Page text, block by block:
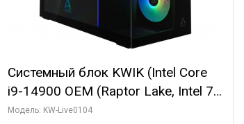
Системный блок KWIK (Intel Core
i9-14900 OEM (Raptor Lake, Intel 7,
C24 16EC/8PC// 64 ГБ ОЗУ (2
Модель: KW-Live0104